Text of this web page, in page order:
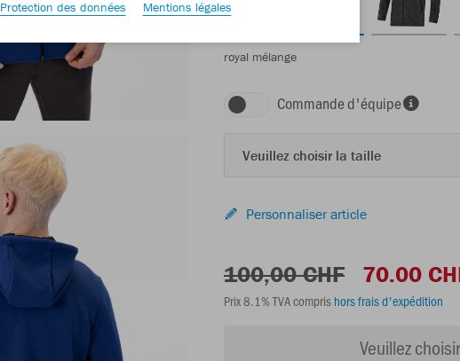
royal mélange
Commande d'équipe
Veuillez choisir la taille
Personnaliser article
100,00 CHF 70.00
Prix 8.1% TVA compris hors frais d'expédition
Veuillez
Protection des données Mentions légales